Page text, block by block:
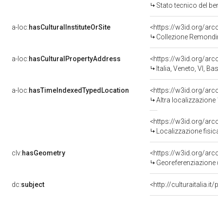
Stato tecnico del
a-loc:hasCulturalInstituteOrSite
<https://w3id.org/
Collezione
a-loc:hasCulturalPropertyAddress
<https://w3id.org/
Italia, Veneto, VI,
a-loc:hasTimeIndexedTypedLocation
<https://w3id.org/
Altra localizzazione
<https://w3id.org/
Localizzazione
clv:hasGeometry
<https://w3id.org/
dc:subject <http://culturaitalia.it/